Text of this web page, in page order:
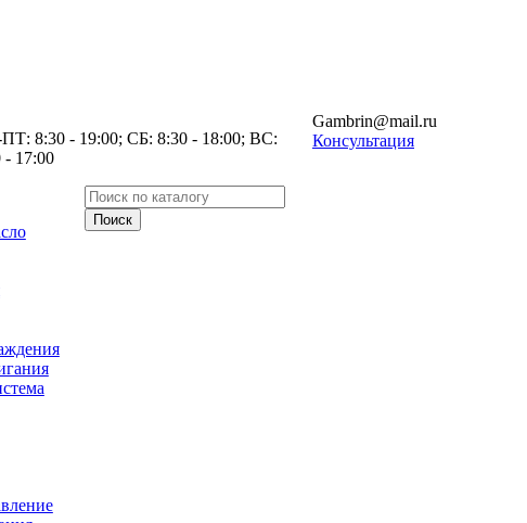
8:30 - 19:00; СБ: 8:30 - 18:00; ВС:
- 17:00
Gambrin@mail.ru
Консультация